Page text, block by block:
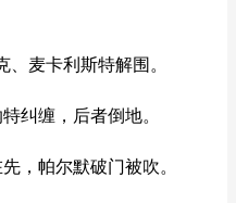
麦卡利斯特解围。
纠缠，后者倒地。
，帕尔默破门被吹。